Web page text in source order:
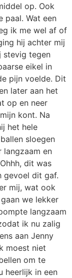
op. Ook
paal. Wat een
ik me wel af of
hij achter mij
stevig tegen
eikel in
pijn voelde. Dit
later aan het
op en neer
kont. Na
het hele
sloegen
langzaam en
dit was
gevoel dit gaf.
mij, wat ook
we lekker
langzaam
ik nu zalig
aan Jenny
moest niet
om te
heerlijk in een